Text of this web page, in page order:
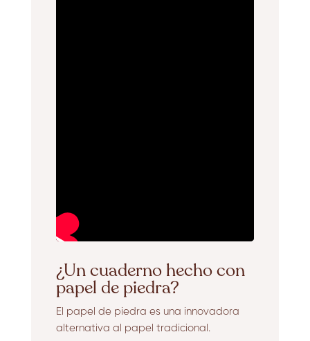
¿Un cuaderno hecho con
papel de piedra?
El papel de piedra es una innovadora
alternativa al papel tradicional.